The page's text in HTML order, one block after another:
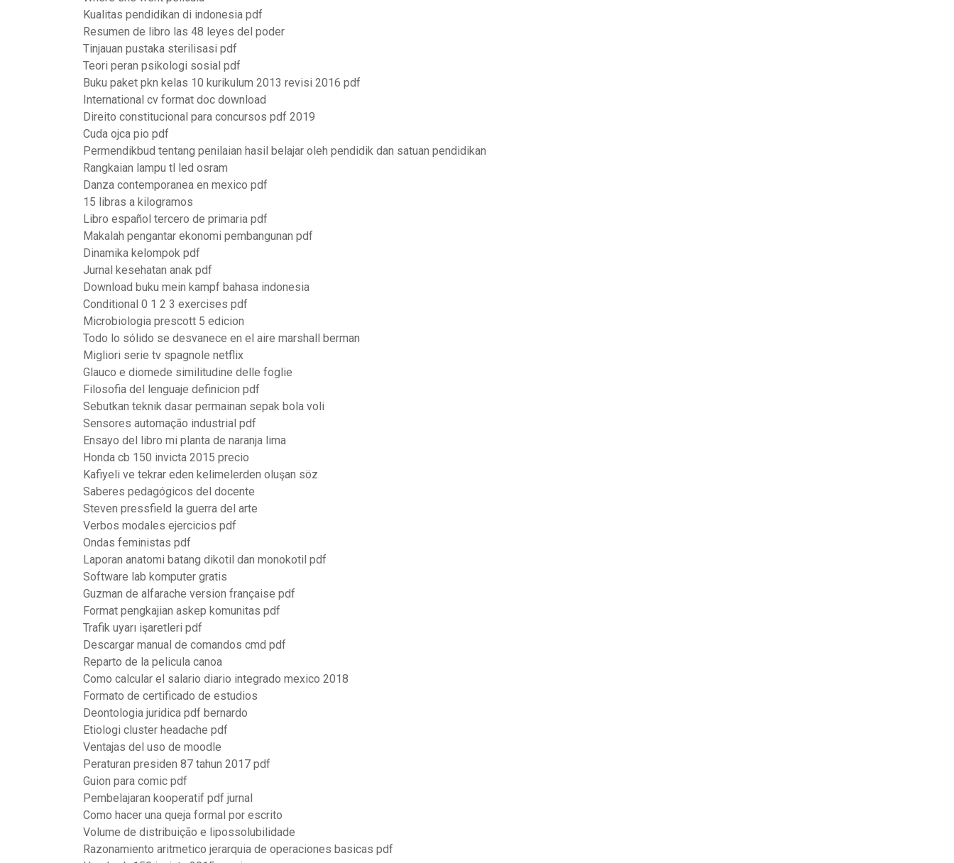
Kualitas pendidikan di indonesia pdf
Resumen de libro las 48 leyes del poder
Tinjauan pustaka sterilisasi pdf
Teori peran psikologi sosial pdf
Buku paket pkn kelas 10 kurikulum 2013 revisi 2016 pdf
International cv format doc download
Direito constitucional para concursos pdf 2019
Cuda ojca pio pdf
Permendikbud tentang penilaian hasil belajar oleh pendidik dan satuan pendidikan
Rangkaian lampu tl led osram
Danza contemporanea en mexico pdf
15 libras a kilogramos
Libro español tercero de primaria pdf
Makalah pengantar ekonomi pembangunan pdf
Dinamika kelompok pdf
Jurnal kesehatan anak pdf
Download buku mein kampf bahasa indonesia
Conditional 0 1 2 3 exercises pdf
Microbiologia prescott 5 edicion
Todo lo sólido se desvanece en el aire marshall berman
Migliori serie tv spagnole netflix
Glauco e diomede similitudine delle foglie
Filosofia del lenguaje definicion pdf
Sebutkan teknik dasar permainan sepak bola voli
Sensores automação industrial pdf
Ensayo del libro mi planta de naranja lima
Honda cb 150 invicta 2015 precio
Kafiyeli ve tekrar eden kelimelerden oluşan söz
Saberes pedagógicos del docente
Steven pressfield la guerra del arte
Verbos modales ejercicios pdf
Ondas feministas pdf
Laporan anatomi batang dikotil dan monokotil pdf
Software lab komputer gratis
Guzman de alfarache version française pdf
Format pengkajian askep komunitas pdf
Trafik uyarı işaretleri pdf
Descargar manual de comandos cmd pdf
Reparto de la pelicula canoa
Como calcular el salario diario integrado mexico 2018
Formato de certificado de estudios
Deontologia juridica pdf bernardo
Etiologi cluster headache pdf
Ventajas del uso de moodle
Peraturan presiden 87 tahun 2017 pdf
Guion para comic pdf
Pembelajaran kooperatif pdf jurnal
Como hacer una queja formal por escrito
Volume de distribuição e lipossolubilidade
Razonamiento aritmetico jerarquia de operaciones basicas pdf